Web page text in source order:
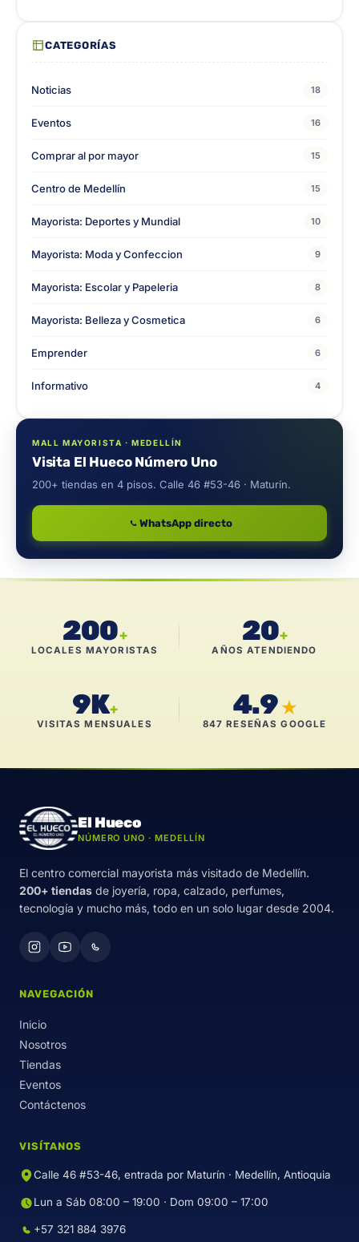
CATEGORÍAS
Noticias 18
Eventos 16
Comprar al por mayor 15
Centro de Medellín 15
Mayorista: Deportes y Mundial 10
Mayorista: Moda y Confeccion 9
Mayorista: Escolar y Papeleria 8
Mayorista: Belleza y Cosmetica 6
Emprender 6
Informativo 4
MALL MAYORISTA · MEDELLÍN
Visita El Hueco Número Uno
200+ tiendas en 4 pisos. Calle 46 #53-46 · Maturín.
WhatsApp directo
200+
LOCALES MAYORISTAS
20+
AÑOS ATENDIENDO
9K+
VISITAS MENSUALES
4.9 ★
847 RESEÑAS GOOGLE
El Hueco
NÚMERO UNO · MEDELLÍN
El centro comercial mayorista más visitado de Medellín.
200+ tiendas de joyería, ropa, calzado, perfumes,
tecnología y mucho más, todo en un solo lugar desde 2004.
NAVEGACIÓN
Inicio
Nosotros
Tiendas
Eventos
Contáctenos
VISÍTANOS
Calle 46 #53-46, entrada por Maturín · Medellín, Antioquia
Lun a Sáb 08:00 – 19:00 · Dom 09:00 – 17:00
+57 321 884 3976